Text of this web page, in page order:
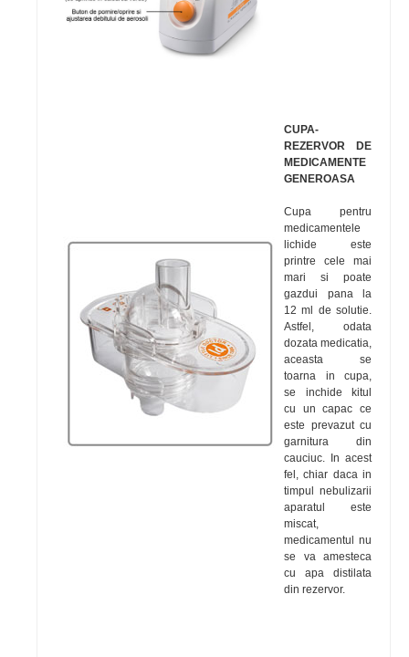
CUPA-
REZERVOR DE
MEDICAMENTE
GENEROASA
Cupa pentru
medicamentele
lichide este
printre cele mai
mari si poate
gazdui pana la
12 ml de solutie.
Astfel, odata
dozata medicatia,
aceasta se
toarna in cupa,
se inchide kitul
cu un capac ce
este prevazut cu
garnitura din
cauciuc. In acest
fel, chiar daca in
timpul nebulizarii
aparatul este
miscat,
medicamentul nu
se va amesteca
cu apa distilata
din rezervor.